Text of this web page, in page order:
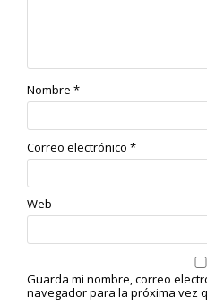
Nombre *
Correo electrónico *
Web
Guarda mi nombre, correo
navegador para la próxima vez